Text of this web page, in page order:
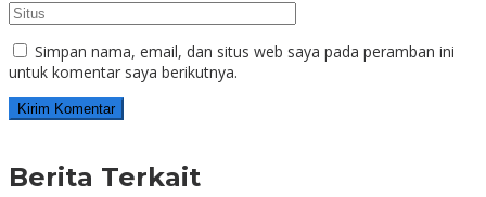
Simpan nama, email, dan situs web saya pada peramban ini
untuk komentar saya berikutnya.
Berita Terkait